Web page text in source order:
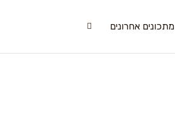
מתכונים אחרונים